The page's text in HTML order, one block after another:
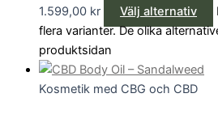
1.599,00 kr
Välj alternativ
flera varianter. De olika
produktsidan
Kosmetik med CBG och CBD